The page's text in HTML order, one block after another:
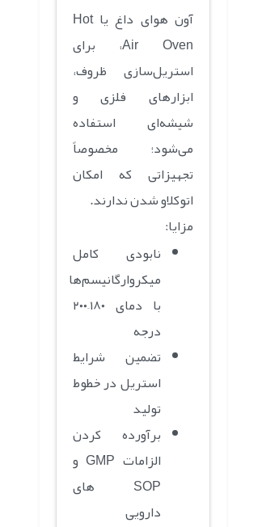
آون هوای داغ یا Hot
Air Oven، برای
استریل‌سازی ظروف،
ابزارهای فلزی و
شیشه‌ای استفاده
می‌شود؛ مخصوصاً
تجهیزاتی که امکان
اتوکلاو شدن ندارند.
مزایا:
نابودی کامل
میکروارگانیسم‌ها
با دمای ۱۸۰–۲۰۰
درجه
تضمین شرایط
استریل در خطوط
تولید
برآورده کردن
الزامات GMP و
SOP های
دارویی